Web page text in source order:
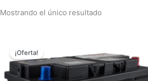
Mostrando el único resultado
¡Oferta!
original
era:
$2,250,000.00.
actual
es:
$1,498,000.00.